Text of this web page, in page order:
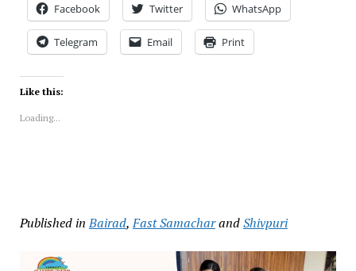
Facebook Twitter WhatsApp
Telegram Email Print
Like this:
Loading...
Published in Bairad,Fast SamacharandShivpuri